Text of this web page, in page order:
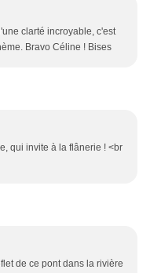
clarté incroyable, c'est
Bravo Céline ! Bises
qui invite à la flânerie ! <br
de ce pont dans la rivière